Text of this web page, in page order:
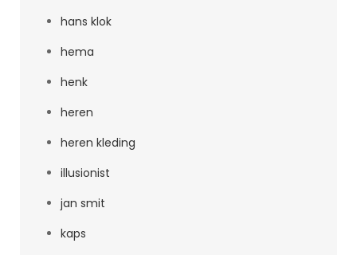
hans klok
hema
henk
heren
heren kleding
illusionist
jan smit
kaps